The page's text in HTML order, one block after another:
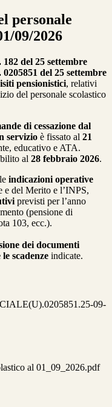
personale
09/2026
del 25 settembre
del 25 settembre
pensionistici, relativi
del personale scolastico
di cessazione dal
servizio è fissato al 21
educativo e ATA.
al 28 febbraio 2026.
indicazioni operative
e del Merito e l’INPS,
previsti per l’anno
(pensione di
103, ecc.).
dei documenti
scadenze indicate.
09-
al 01_09_2026.pdf